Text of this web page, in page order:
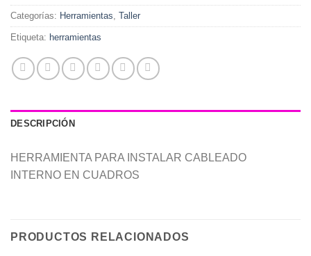
Categorías: Herramientas Taller
Etiqueta: herramientas
DESCRIPCIÓN
HERRAMIENTA PARA INSTALAR CABLEADO
INTERNO EN CUADROS
PRODUCTOS RELACIONADOS